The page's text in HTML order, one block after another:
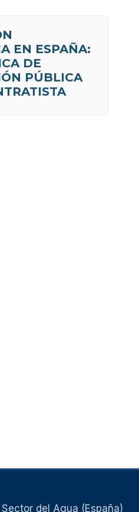
EN ESPAÑA:
DE
PÚBLICA
del Agua (España)